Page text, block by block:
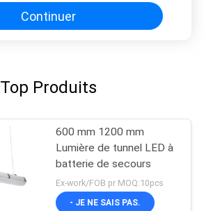
Continuer
Top Produits
600 mm 1200 mm
Lumière de tunnel LED à
batterie de secours
Ex-work/FOB pr MOQ:10pcs
- JE NE SAIS PAS.